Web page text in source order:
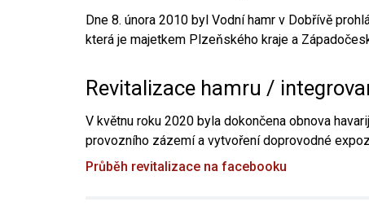
Dne 8. února 2010 byl Vodní hamr v Dobřívě
která je majetkem Plzeňského kraje a
Revitalizace hamru /
V květnu roku 2020 byla dokončena obnova
provozního zázemí a vytvoření doprovodné
Průběh revitalizace na facebooku